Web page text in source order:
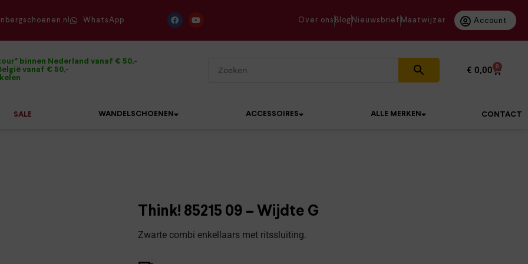
WhatsApp Over ons Blog Nieuwsbrief Maatwijzer Account
binnen Nederland vanaf € 50,-
vanaf € 50,-
€ 0,00 0
SALE WANDELSCHOENEN ACCESSOIRES ALLE MERKEN CONTACT
Think! 85215 09 – Wijdte G
Zwarte combi enkellaars met ritssluiting.